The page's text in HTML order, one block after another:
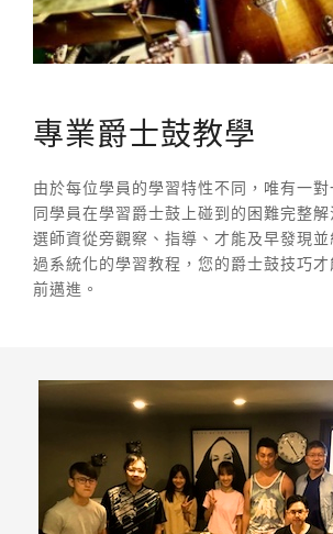
專業爵士鼓教學
由於每位學員的學習特性不同，唯有一
同學員在學習爵士鼓上碰到的困難完整
選師資從旁觀察、指導、才能及早發現
過系統化的學習教程，您的爵士鼓技巧
前邁進。